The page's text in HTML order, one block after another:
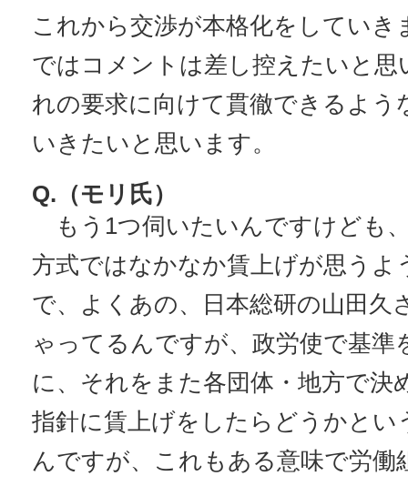
これから交渉が本格化をしていき
ではコメントは差し控えたいと思
れの要求に向けて貫徹できるよう
いきたいと思います。
Q.（モリ氏）
もう1つ伺いたいんですけども
方式ではなかなか賃上げが思うよ
で、よくあの、日本総研の山田久
ゃってるんですが、政労使で基準
に、それをまた各団体・地方で決
指針に賃上げをしたらどうかとい
んですが、これもある意味で労働